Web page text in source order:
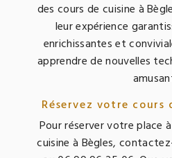
des cours de cuisine à
leur expérience
enrichissantes et
apprendre de nouvelles
Réservez votre cours
Pour réserver votre place
cuisine à Bègles,